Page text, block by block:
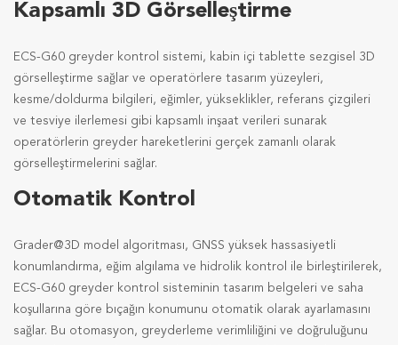
Kapsamlı 3D Görselleştirme
ECS-G60 greyder kontrol sistemi, kabin içi tablette sezgisel 3D
görselleştirme sağlar ve operatörlere tasarım yüzeyleri,
kesme/doldurma bilgileri, eğimler, yükseklikler, referans çizgileri
ve tesviye ilerlemesi gibi kapsamlı inşaat verileri sunarak
operatörlerin greyder hareketlerini gerçek zamanlı olarak
görselleştirmelerini sağlar.
Otomatik Kontrol
Grader@3D model algoritması, GNSS yüksek hassasiyetli
konumlandırma, eğim algılama ve hidrolik kontrol ile birleştirilerek,
ECS-G60 greyder kontrol sisteminin tasarım belgeleri ve saha
koşullarına göre bıçağın konumunu otomatik olarak ayarlamasını
sağlar. Bu otomasyon, greyderleme verimliliğini ve doğruluğunu